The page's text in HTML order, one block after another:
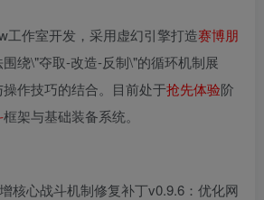
工作室开发，采用虚幻引擎打造赛博朋
绕\"夺取-改造-反制\"的循环机制展
操作技巧的结合。目前处于抢先体验阶
框架与基础装备系统。
核心战斗机制修复补丁v0.9.6：优化网